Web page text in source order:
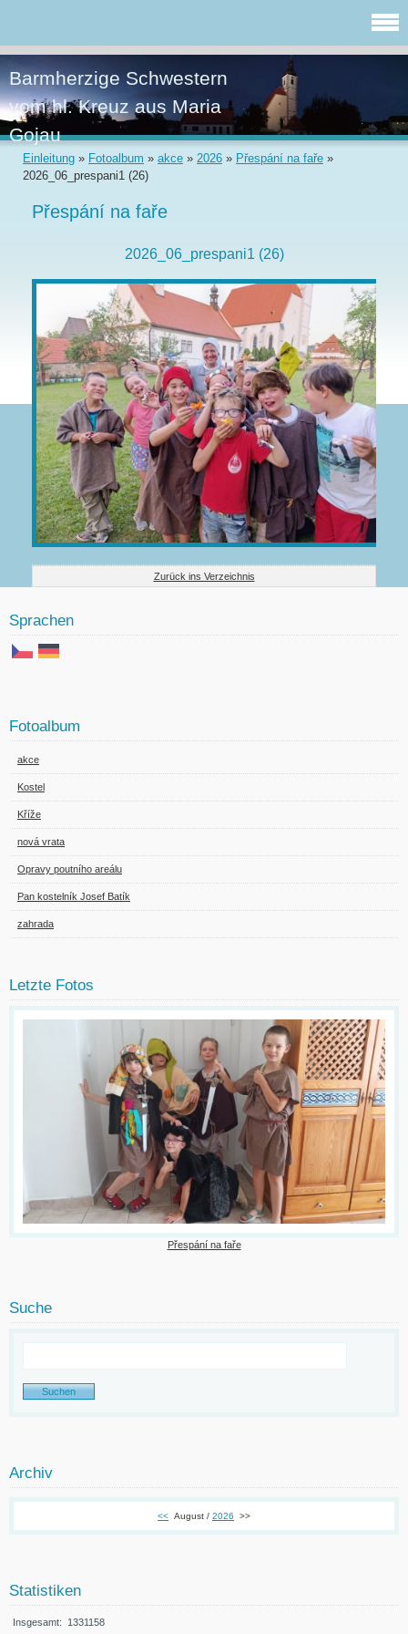
Barmherzige Schwestern
vom hl. Kreuz aus Maria
Gojau
Einleitung » Fotoalbum » akce » 2026 » Přespání na faře »
2026_06_prespani1 (26)
Přespání na faře
2026_06_prespani1 (26)
Zurück ins Verzeichnis
Sprachen
Fotoalbum
akce
Kostel
Kříže
nová vrata
Opravy poutního areálu
Pan kostelník Josef Batík
zahrada
Letzte Fotos
Přespání na faře
Suche
Archiv
<< August / 2026 >>
Statistiken
Insgesamt: 1331158